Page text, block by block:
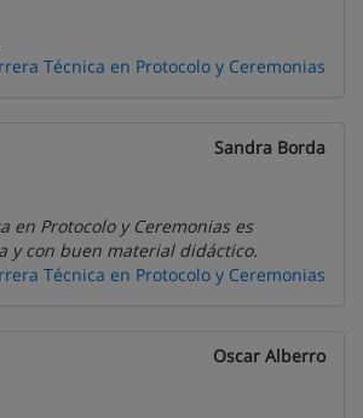
Técnica en Protocolo y Ceremonias
Sandra Borda
en Protocolo y Ceremonias es
y con buen material didáctico.
Técnica en Protocolo y Ceremonias
Oscar Alberro